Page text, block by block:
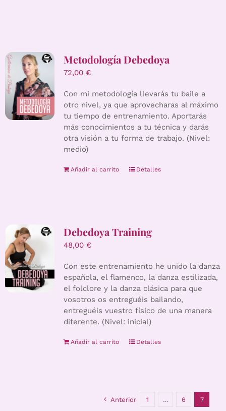
Metodología Debedoya
72,00 €
Con mi metodología llevarás tu baile a
otro nivel, ya que aprovecharas al máximo
tu tiempo de entrenamiento. Aportarás
más conocimientos a tu técnica y darás
otra visión a tu forma de trabajo. (Nivel:
medio)
Añadir al carrito Detalles
Debedoya Training
48,00 €
Con este entrenamiento he unido la danza
española, el flamenco, la danza estilizada,
el folclore y la danza clásica para que
vosotros os entreguéis bailando,
entreguéis vuestro físico de una manera
diferente. (Nivel: inicial)
Añadir al carrito Detalles
Anterior 1 … 6 7